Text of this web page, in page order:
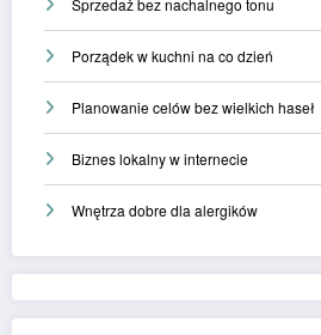
Sprzedaż bez nachalnego tonu
Porządek w kuchni na co dzień
Planowanie celów bez wielkich haseł
Biznes lokalny w internecie
Wnętrza dobre dla alergików